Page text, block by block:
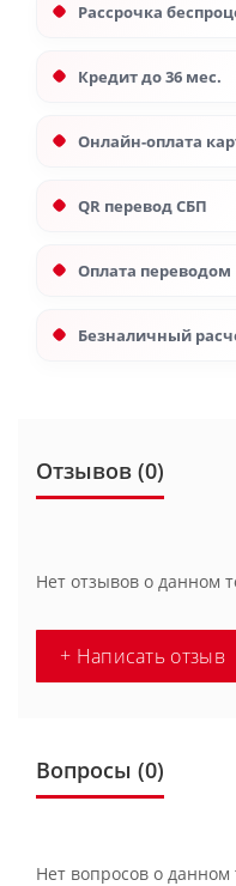
Рассрочка
Кредит до 36 мес.
Онлайн-оплата
QR перевод СБП
Оплата переводом
Безналичный
Отзывов (0)
Нет отзывов о данном
+ Написать отзыв
Вопросы (0)
Нет вопросов о